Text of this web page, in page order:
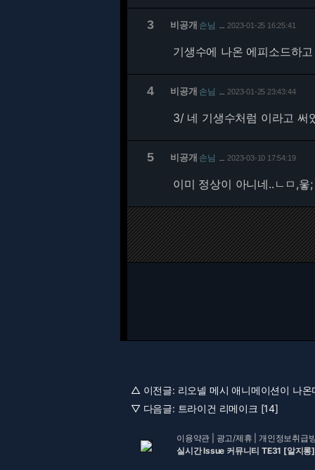
3 비공개 손님 2023-01-25 16:25:41
기생수에 나온 에피소드하
4 비공개 손님 2023-01-25 23:43:44
3/네 기생수처럼 이라고 써
5 비공개 손님 2023-03-10 17:54:19
이미 정상이 아니네..ㄴㅁ,웋
△ 이전글: 리오넬 메시 애니메이션이 나온
▽ 다음글: 트라이건 리메이크 [14]
이용약관 광고/제휴 |개인정보취급
실시간 Issue 커뮤니티 TE31 [알지